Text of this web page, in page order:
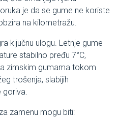
je da se gume ne koriste
na kilometražu.
ključnu ulogu. Letnje gume
stabilno pređu 7°C,
zimskim gumama tokom
trošenja, slabijih
goriva.
zamenu mogu biti: